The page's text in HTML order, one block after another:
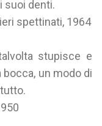
suoi denti.
spettinati, 1964
stupisce e
bocca, un modo di